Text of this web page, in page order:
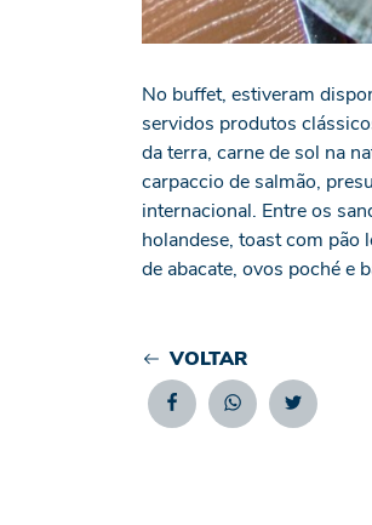
No buffet, estiveram
servidos produtos
da terra, carne de sol na
carpaccio de salmão,
internacional. Entre os
holandese, toast com pão
de abacate, ovos poché e
VOLTAR
FacebookWhatsappTwitter